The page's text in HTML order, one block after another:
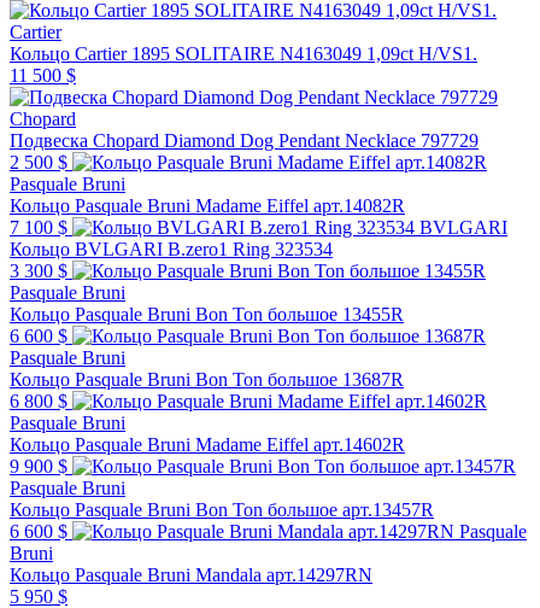
Cartier
Кольцо Cartier 1895 SOLITAIRE N4163049 1,09ct H/VS1.
11 500 $
Chopard
Подвеска Chopard Diamond Dog Pendant Necklace 797729
2 500 $
Pasquale Bruni
Кольцо Pasquale Bruni Madame Eiffel арт.14082R
7 100 $
BVLGARI
Кольцо BVLGARI B.zero1 Ring 323534
3 300 $
Pasquale Bruni
Кольцо Pasquale Bruni Bon Ton большое 13455R
6 600 $
Pasquale Bruni
Кольцо Pasquale Bruni Bon Ton большое 13687R
6 800 $
Pasquale Bruni
Кольцо Pasquale Bruni Madame Eiffel арт.14602R
9 900 $
Pasquale Bruni
Кольцо Pasquale Bruni Bon Ton большое арт.13457R
6 600 $
Pasquale
Bruni
Кольцо Pasquale Bruni Mandala арт.14297RN
5 950 $